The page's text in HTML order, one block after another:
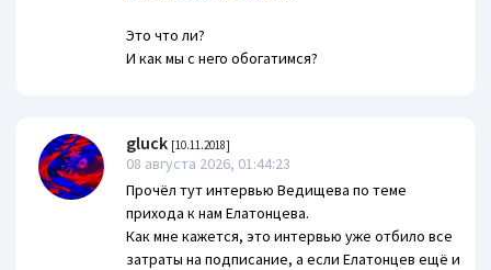
Это что ли?
И как мы с него обогатимся?
gluck [10.11.2018]
08 августа 2026, 01:44:23
Прочёл тут интервью Ведищева по теме
прихода к нам Елатонцева.
Как мне кажется, это интервью уже отбило все
затраты на подписание, а если Елатонцев ещё и